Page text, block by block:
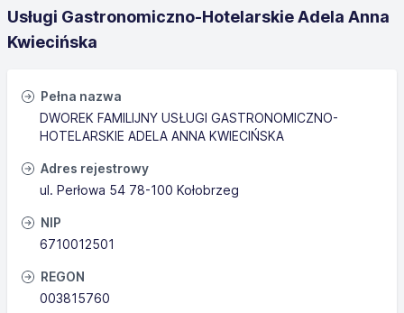
Usługi Gastronomiczno-Hotelarskie Adela Anna
Kwiecińska
Pełna nazwa
DWOREK FAMILIJNY USŁUGI GASTRONOMICZNO-
HOTELARSKIE ADELA ANNA KWIECIŃSKA
Adres rejestrowy
ul. Perłowa 54 78-100 Kołobrzeg
NIP
6710012501
REGON
003815760